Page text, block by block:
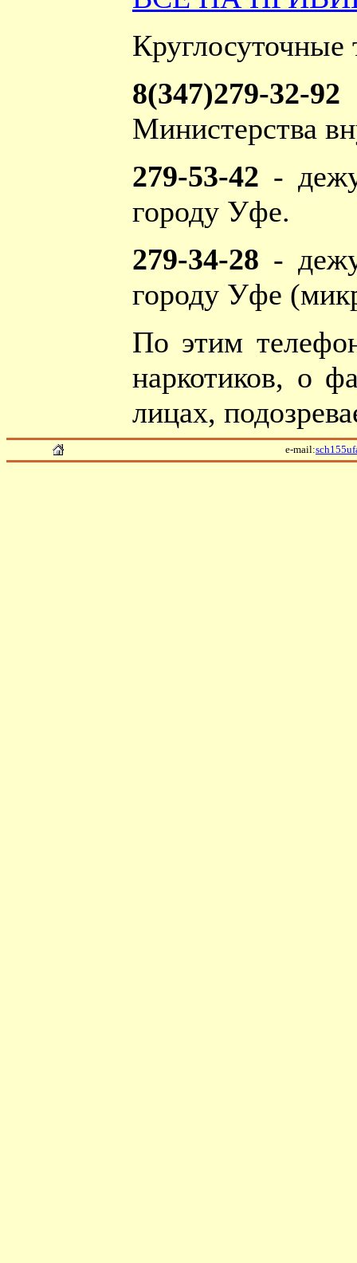
8(347)279-32-
Министерства
279-53-42 -
городу Уфе.
279-34-28 -
городу Уфе
По этим
наркотиков, о
лицах,
e-mail: